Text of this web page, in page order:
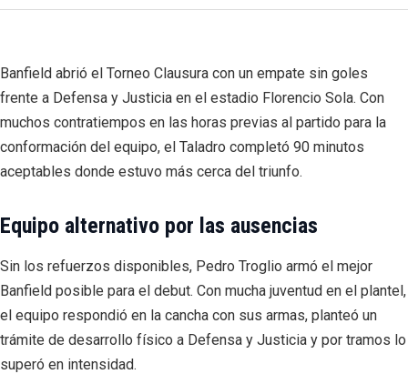
Banfield abrió el Torneo Clausura con un empate sin goles
frente a Defensa y Justicia en el estadio Florencio Sola. Con
muchos contratiempos en las horas previas al partido para la
conformación del equipo, el Taladro completó 90 minutos
aceptables donde estuvo más cerca del triunfo.
Equipo alternativo por las ausencias
Sin los refuerzos disponibles, Pedro Troglio armó el mejor
Banfield posible para el debut. Con mucha juventud en el plantel,
el equipo respondió en la cancha con sus armas, planteó un
trámite de desarrollo físico a Defensa y Justicia y por tramos lo
superó en intensidad.